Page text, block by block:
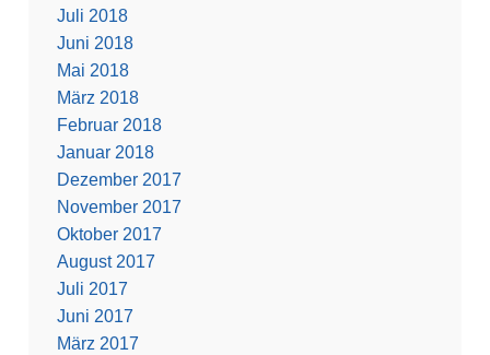
Juli 2018
Juni 2018
Mai 2018
März 2018
Februar 2018
Januar 2018
Dezember 2017
November 2017
Oktober 2017
August 2017
Juli 2017
Juni 2017
März 2017